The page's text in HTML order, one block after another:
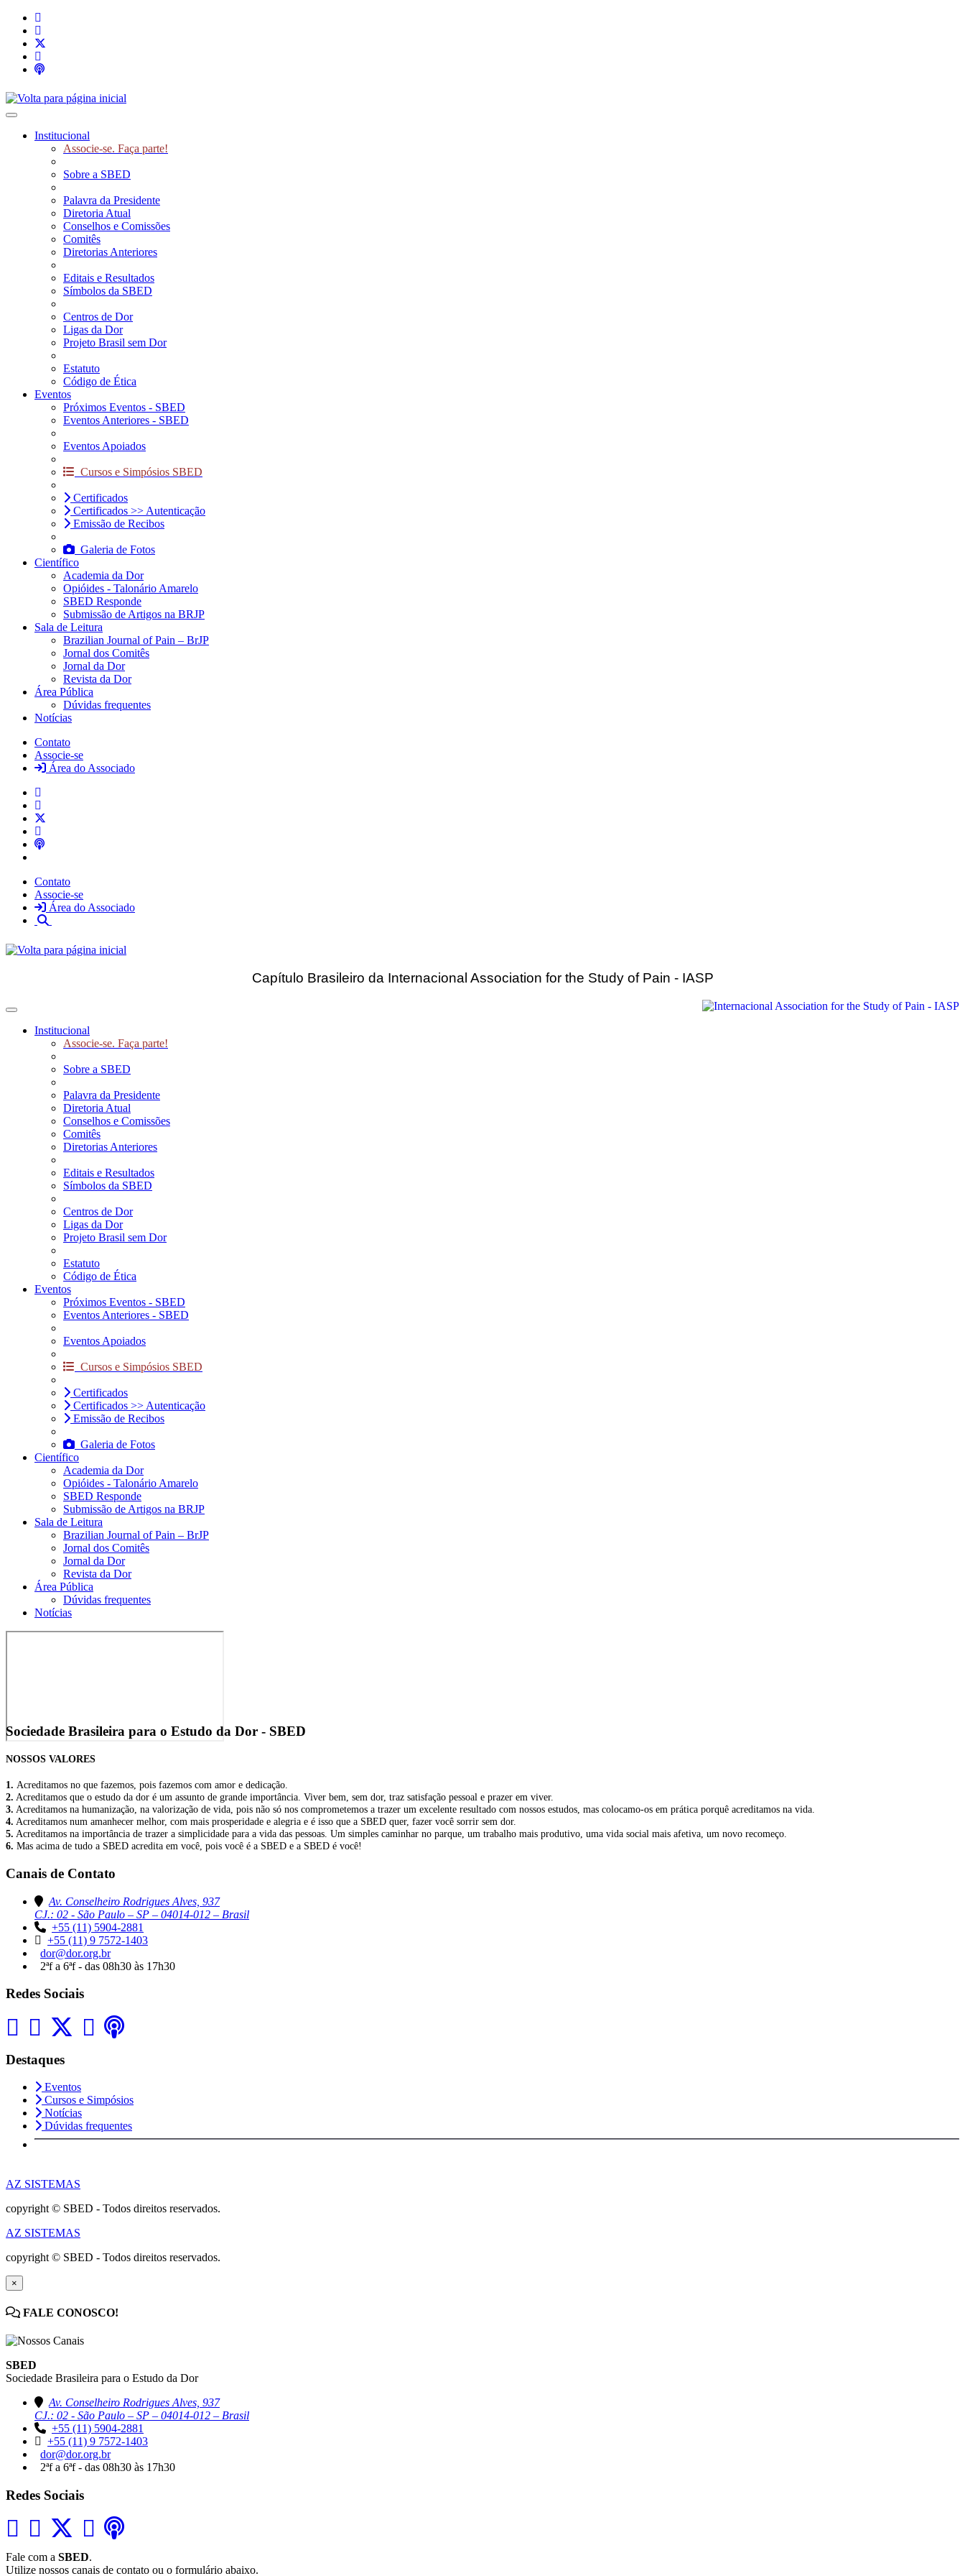
Toggle navigation
Institucional
Associe-se. Faça parte!
Sobre a SBED
Palavra da Presidente
Diretoria Atual
Conselhos e Comissões
Comitês
Diretorias Anteriores
Editais e Resultados
Símbolos da SBED
Centros de Dor
Ligas da Dor
Projeto Brasil sem Dor
Estatuto
Código de Ética
Eventos
Próximos Eventos - SBED
Eventos Anteriores - SBED
Eventos Apoiados
Cursos e Simpósios SBED
Certificados
Certificados >> Autenticação
Emissão de Recibos
Galeria de Fotos
Científico
Academia da Dor
Opióides - Talonário Amarelo
SBED Responde
Submissão de Artigos na BRJP
Sala de Leitura
Brazilian Journal of Pain – BrJP
Jornal dos Comitês
Jornal da Dor
Revista da Dor
Área Pública
Dúvidas frequentes
Notícias
Contato
Associe-se
Área do Associado
Contato
Associe-se
Área do Associado
Capítulo Brasileiro da Internacional Association for the Study of Pain - IASP
Toggle navigation
Institucional
Associe-se. Faça parte!
Sobre a SBED
Palavra da Presidente
Diretoria Atual
Conselhos e Comissões
Comitês
Diretorias Anteriores
Editais e Resultados
Símbolos da SBED
Centros de Dor
Ligas da Dor
Projeto Brasil sem Dor
Estatuto
Código de Ética
Eventos
Próximos Eventos - SBED
Eventos Anteriores - SBED
Eventos Apoiados
Cursos e Simpósios SBED
Certificados
Certificados >> Autenticação
Emissão de Recibos
Galeria de Fotos
Científico
Academia da Dor
Opióides - Talonário Amarelo
SBED Responde
Submissão de Artigos na BRJP
Sala de Leitura
Brazilian Journal of Pain – BrJP
Jornal dos Comitês
Jornal da Dor
Revista da Dor
Área Pública
Dúvidas frequentes
Notícias
Sociedade Brasileira para o Estudo da Dor - SBED
NOSSOS VALORES
1. Acreditamos no que fazemos, pois fazemos com amor e dedicação.
2. Acreditamos que o estudo da dor é um assunto de grande importância. Viver bem, sem dor, traz satisfação pessoal e prazer em viver.
3. Acreditamos na humanização, na valorização de vida, pois não só nos comprometemos a trazer um excelente resultado com nossos estudos, mas colocamo-os em prática porquê acreditamos na vida.
4. Acreditamos num amanhecer melhor, com mais prosperidade e alegria e é isso que a SBED quer, fazer você sorrir sem dor.
5. Acreditamos na importância de trazer a simplicidade para a vida das pessoas. Um simples caminhar no parque, um trabalho mais produtivo, uma vida social mais afetiva, um novo recomeço.
6. Mas acima de tudo a SBED acredita em você, pois você é a SBED e a SBED é você!
Canais de Contato
Av. Conselheiro Rodrigues Alves, 937
CJ.: 02 - São Paulo – SP – 04014-012 – Brasil
+55 (11) 5904-2881
+55 (11) 9 7572-1403
dor@dor.org.br
2ªf a 6ªf - das 08h30 às 17h30
Redes Sociais
Destaques
Eventos
Cursos e Simpósios
Notícias
Dúvidas frequentes
AZ SISTEMAS
copyright © SBED - Todos direitos reservados.
AZ SISTEMAS
copyright © SBED - Todos direitos reservados.
×
FALE CONOSCO!
SBED
Sociedade Brasileira para o Estudo da Dor
Av. Conselheiro Rodrigues Alves, 937
CJ.: 02 - São Paulo – SP – 04014-012 – Brasil
+55 (11) 5904-2881
+55 (11) 9 7572-1403
dor@dor.org.br
2ªf a 6ªf - das 08h30 às 17h30
Redes Sociais
Fale com a SBED.
Utilize nossos canais de contato ou o formulário abaixo.